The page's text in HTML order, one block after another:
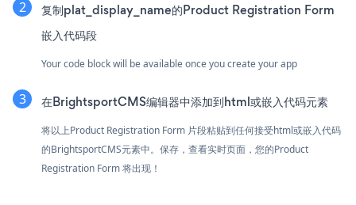
复制plat_display_name的Product Registration Form
嵌入代码段
Your code block will be available once you create your app
在BrightsportCMS编辑器中添加到html或嵌入代码元素
将以上Product Registration Form 片段粘贴到任何接受html或嵌入代码
的BrightsportCMS元素中。保存，查看实时页面，您的Product
Registration Form 将出现！